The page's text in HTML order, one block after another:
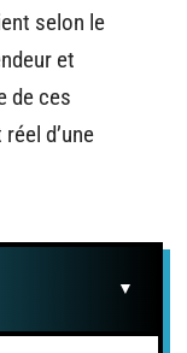
selon le
et
de ces
d’une